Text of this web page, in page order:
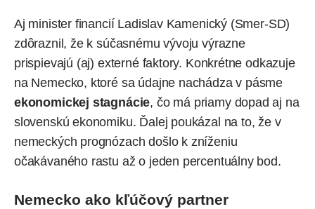
Aj minister financií Ladislav Kamenický (Smer-SD)
zdôraznil, že k súčasnému vývoju výrazne
prispievajú (aj) externé faktory. Konkrétne odkazuje
na Nemecko, ktoré sa údajne nachádza v pásme
ekonomickej stagnácie, čo má priamy dopad aj na
slovenskú ekonomiku. Ďalej poukázal na to, že v
nemeckých prognózach došlo k zníženiu
očakávaného rastu až o jeden percentuálny bod.
Nemecko ako kľúčový partner